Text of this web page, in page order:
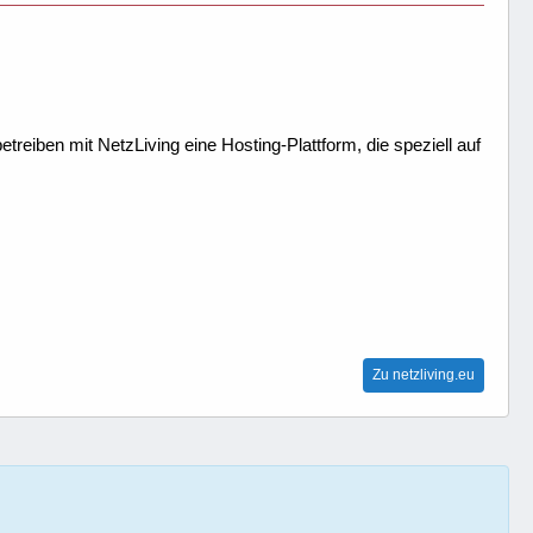
mit NetzLiving eine Hosting-Plattform, die speziell auf
Zu netzliving.eu